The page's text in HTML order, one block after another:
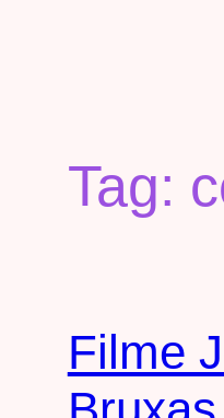
Tag:
Filme